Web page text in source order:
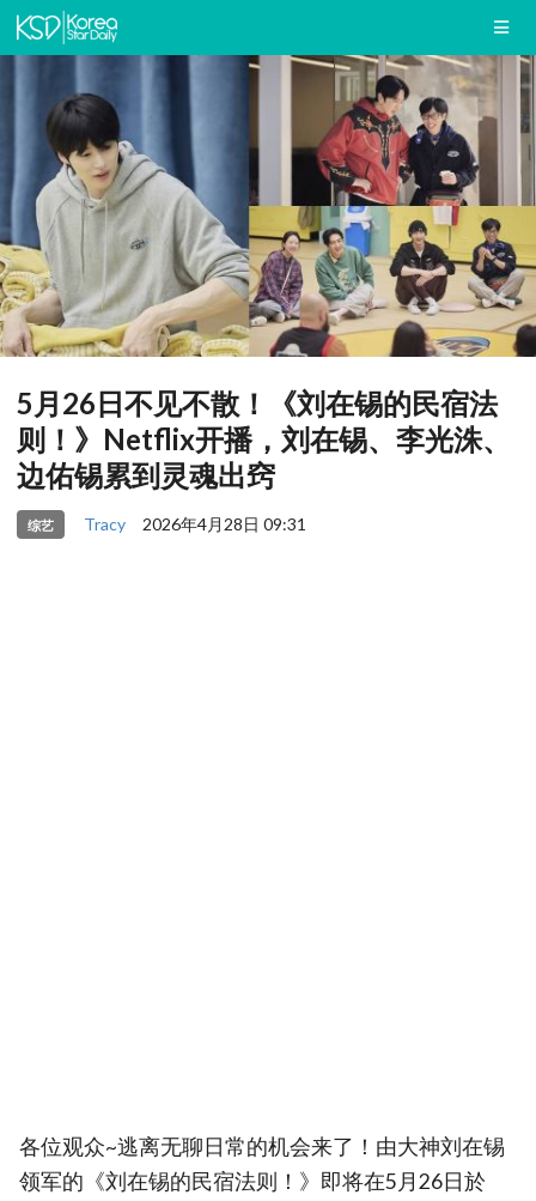
5月26日不见不散！《刘在锡的民宿法
则！》Netflix开播，刘在锡、李光洙、
边佑锡累到灵魂出窍
综艺 Tracy 2026年4月28日 09:31
各位观众~逃离无聊日常的机会来了！由大神刘在锡
领军的《刘在锡的民宿法则！》即将在5月26日於